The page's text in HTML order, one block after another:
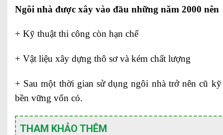
Ngôi nhà được xây vào đầu những năm 2000 nên
+ Kỹ thuật thi công còn hạn chế
+ Vật liệu xây dựng thô sơ và kém chất lượng
+ Sau một thời gian sử dụng ngôi nhà trở nên cũ
bền vững vốn có.
THAM KHẢO THÊM